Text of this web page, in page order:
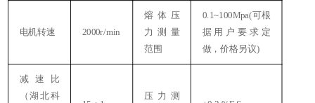
电机转速 2000r/min
熔体压
力测量
范围
0.1~100Mpa(可根
据用户要求定
做，价格另议)
减速比
（湖北科
压力测